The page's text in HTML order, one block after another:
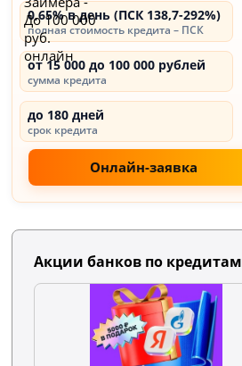
0,65% в день (ПСК 138,7-292%)
полная стоимость кредита – ПСК
от 15 000 до 100 000 рублей
сумма кредита
до 180 дней
срок кредита
Онлайн-заявка
Акции банков по кредитам